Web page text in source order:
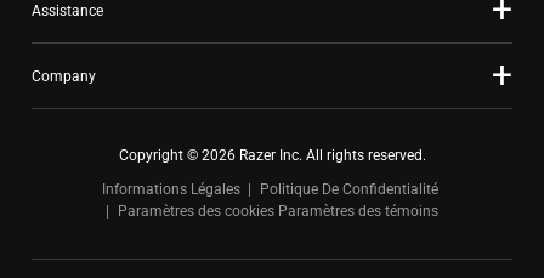
Assistance
Company
Copyright © 2026 Razer Inc. All rights reserved.
Informations Légales
Politique De Confidentialité
Paramètres des cookies Paramètres des témoins